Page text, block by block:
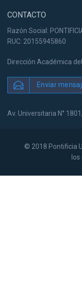
CONTACTO
Razón Social:
RUC: 20155945860
Dirección Académica
Enviar
Av. Universitaria N°
© 2018 Pontificia